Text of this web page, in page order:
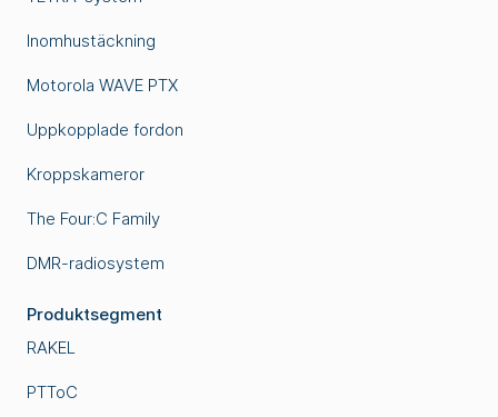
Inomhustäckning
Motorola WAVE PTX
Uppkopplade fordon
Kroppskameror
The Four:C Family
DMR-radiosystem
Produktsegment
RAKEL
PTToC